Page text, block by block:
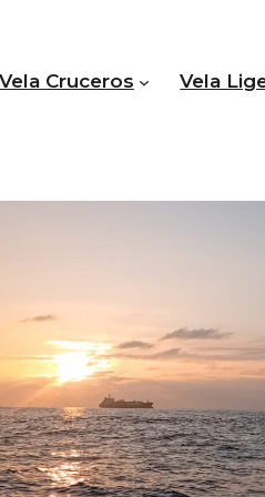
Vela Cruceros Vela